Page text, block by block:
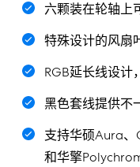
六颗装在轮轴上
特殊设计的风扇
RGB延长线设计
黑色套线提供不
支持华硕Aura
和华擎